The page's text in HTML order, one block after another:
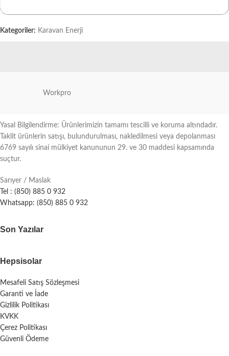
Kategoriler: Karavan Enerji
Workpro
Yasal Bilgilendirme: Ürünlerimizin tamamı tescilli ve koruma altındadır.
Taklit ürünlerin satışı, bulundurulması, nakledilmesi veya depolanması
6769 sayılı sinai mülkiyet kanununun 29. ve 30 maddesi kapsamında
suçtur.
Sarıyer / Maslak
Tel : (850) 885 0 932
Whatsapp: (850) 885 0 932
Son Yazılar
Hepsisolar
Mesafeli Satış Sözleşmesi
Garanti ve İade
Gizlilik Politikası
KVKK
Çerez Politikası
Güvenli Ödeme